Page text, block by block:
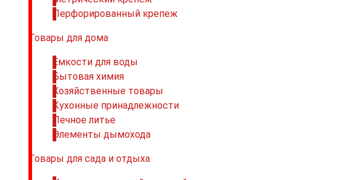
Перфорированный крепеж
Товары для дома
Емкости для воды
Бытовая химия
Хозяйственные товары
Кухонные принадлежности
Печное литье
Элементы дымохода
Товары для сада и отдыха